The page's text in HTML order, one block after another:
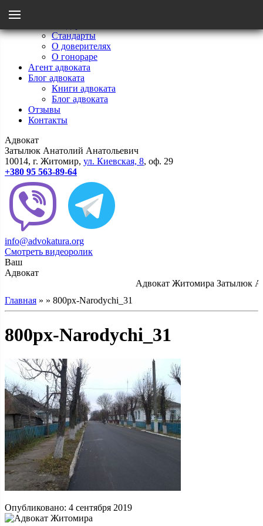
Стандарты
О доверителях
О гонораре
Агент адвоката
Блог адвоката
Книги адвоката
Блог адвоката
Отзывы
Контакты
Адвокат
Затылюк Анатолий Анатольевич
10014, г. Житомир, ул. Киевcкая, 8, оф. 29
+380 95 563-89-64
info@advokatura.org
Смотреть видеоролик
Ваш
Адвокат
Адвокат Житомира Затылюк
Главная » » 800px-Narodychi_31
800px-Narodychi_31
Опубликовано: 4 сентября 2019
Назад
Стандарты
О гонораре
О доверителях